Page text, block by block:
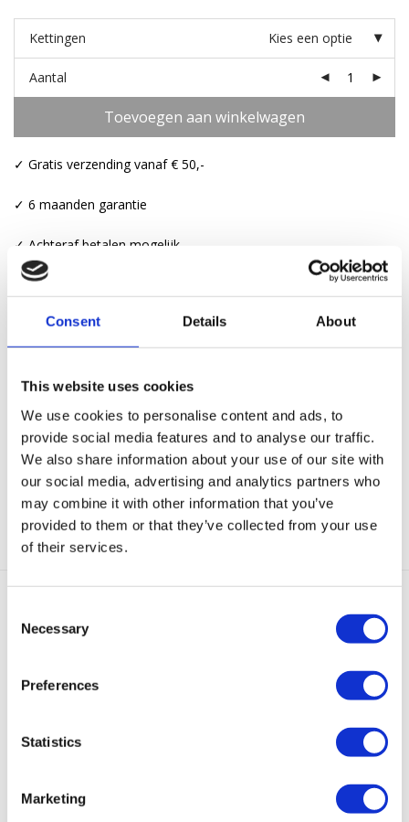
Consent Details About
This website uses cookies
We use cookies to personalise content and ads, to
provide social media features and to analyse our traffic.
We also share information about your use of our site with
our social media, advertising and analytics partners who
may combine it with other information that you’ve
provided to them or that they’ve collected from your use
of their services.
Selection
Necessary
Preferences
Statistics
Marketing
Kettingen Kies een optie
Aantal
Toevoegen aan winkelwagen
✓ Gratis verzending vanaf € 50,-
✓ 6 maanden garantie
✓ Achteraf betalen mogelijk
SKU: N/B
Categorieën: Kettingen,Kettingen met hanger, Schakel kettingen,
Statement kettingen
Gerelateerde producten
Necklace
Clear
Necklace
Baby